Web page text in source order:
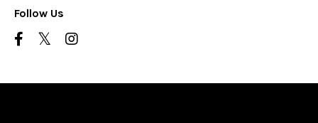
Follow Us